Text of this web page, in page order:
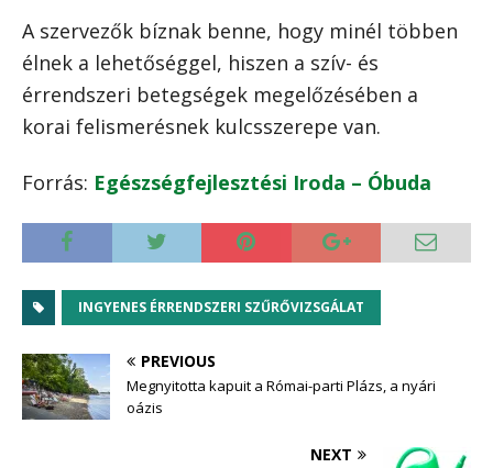
A szervezők bíznak benne, hogy minél többen
élnek a lehetőséggel, hiszen a szív- és
érrendszeri betegségek megelőzésében a
korai felismerésnek kulcsszerepe van.
Forrás: Egészségfejlesztési Iroda – Óbuda
INGYENES ÉRRENDSZERI SZŰRŐVIZSGÁLAT
PREVIOUS
Megnyitotta kapuit a Római-parti Plázs, a nyári
oázis
NEXT